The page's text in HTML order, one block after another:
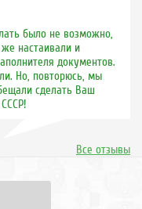
было не возможно,
настаивали и
документов.
Но, повторюсь, мы
сделать Ваш
Все отзывы